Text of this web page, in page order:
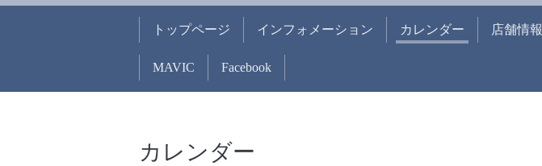
トップページ インフォメーション カレンダー 店舗情報
MAVIC Facebook
カレンダー